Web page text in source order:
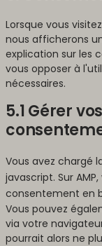
Lorsque vous
nous afficherons
explication sur les
vous opposer à
nécessaires.
5.1 Gérer
Vous avez chargé
javascript. Sur
consentement en
Vous pouvez
via votre
pourrait alors ne